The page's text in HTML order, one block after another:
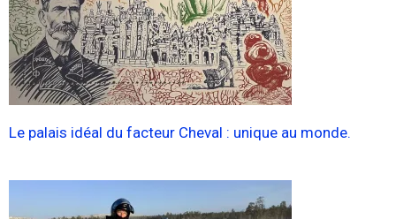
Le palais idéal du facteur Cheval : unique au monde.